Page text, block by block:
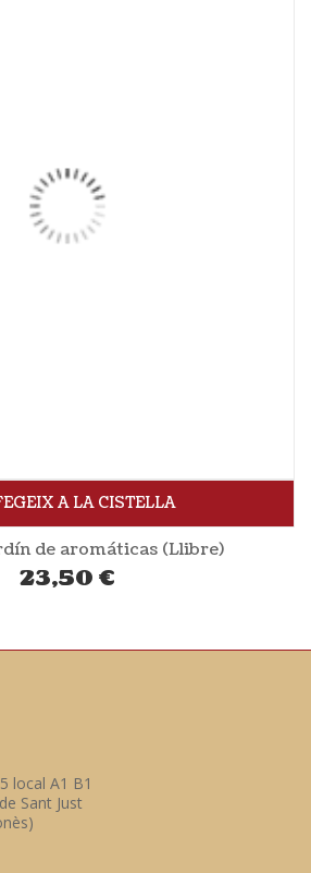
A LA CISTELLA
de aromáticas (Llibre)
23,50 €
local A1 B1
Sant Just